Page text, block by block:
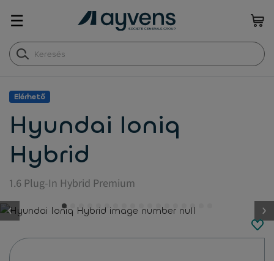
☰
Elérhető
Hyundai Ioniq
Hybrid
1.6 Plug-In Hybrid Premium
button.previous